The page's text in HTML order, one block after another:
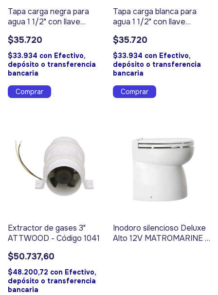
Tapa carga negra para
agua 1 1/2" con llave
$35.720
$33.934 con Efectivo,
depósito o transferencia
bancaria
Tapa carga blanca para
agua 1 1/2" con llave
$35.720
$33.934 con Efectivo,
depósito o transferencia
bancaria
Extractor de gases 3"
ATTWOOD - Código 1041
$50.737,60
$48.200,72 con Efectivo,
depósito o transferencia
bancaria
Inodoro silencioso Deluxe
Alto 12V MATROMARINE -